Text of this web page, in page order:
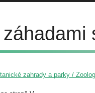
zahrady a parky /